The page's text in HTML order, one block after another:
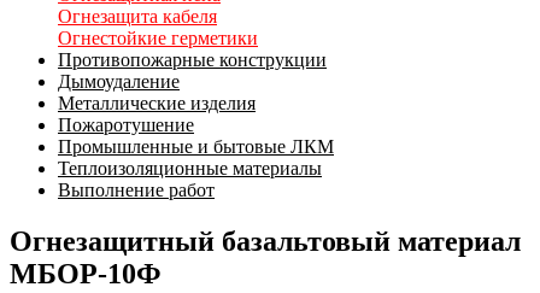
Огнезащита кабеля
Огнестойкие герметики
Противопожарные конструкции
Дымоудаление
Металлические изделия
Пожаротушение
Промышленные и бытовые ЛКМ
Теплоизоляционные материалы
Выполнение работ
Огнезащитный базальтовый материал
МБОР-10Ф